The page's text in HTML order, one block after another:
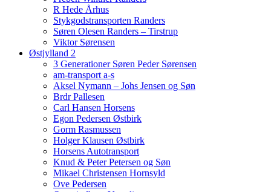
R Hede Århus
Stykgodstransporten Randers
Søren Olesen Randers – Tirstrup
Viktor Sørensen
Østjylland 2
3 Generationer Søren Peder Sørensen
am-transport a-s
Aksel Nymann – Johs Jensen og Søn
Brdr Pallesen
Carl Hansen Horsens
Egon Pedersen Østbirk
Gorm Rasmussen
Holger Klausen Østbirk
Horsens Autotransport
Knud & Peter Petersen og Søn
Mikael Christensen Hornsyld
Ove Pedersen